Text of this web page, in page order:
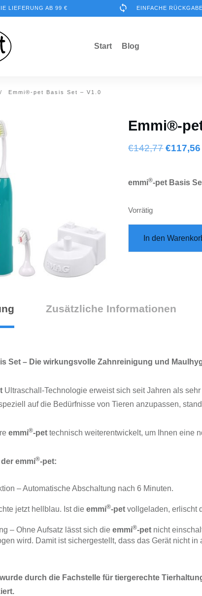
LIEFERUNG AB 99 € EINFACHE RÜCKGABE
Start Blog
/ Emmi®-pet Basis Set – V1.0
Emmi®-
€142,77
war:
€117,56
emmi®-pet Basis
Vorrätig
In den
Zusätzliche Informationen
Set – Die wirkungsvolle Zahnreinigung und
Ultraschall-Technologie erweist sich seit Jahren als
auf die Bedürfnisse von Tieren anzupassen,
emmi®-pet technisch weiterentwickelt, um Ihnen eine
emmi®-pet:
– Automatische Abschaltung nach 6 Minuten.
jetzt hellblau. Ist die emmi®-pet vollgeladen, erlischt
– Ohne Aufsatz lässt sich die emmi®-pet nicht
wird. Damit ist sichergestellt, dass das Gerät nicht
durch die Fachstelle für tiergerechte